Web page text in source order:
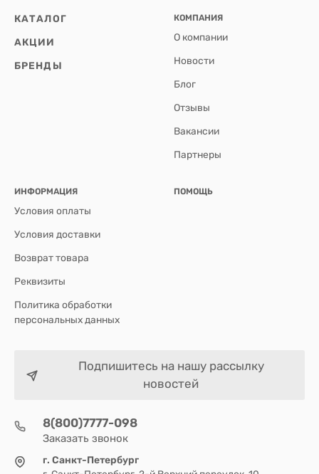
КАТАЛОГ
АКЦИИ
БРЕНДЫ
КОМПАНИЯ
О компании
Новости
Блог
Отзывы
Вакансии
Партнеры
ИНФОРМАЦИЯ
Условия оплаты
Условия доставки
Возврат товара
Реквизиты
Политика обработки
персональных данных
ПОМОЩЬ
Подпишитесь на нашу рассылку
новостей
8(800)7777-098
Заказать звонок
г. Санкт-Петербург